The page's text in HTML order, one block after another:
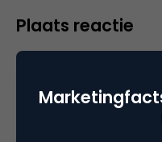
Plaats reactie
plaatsen.